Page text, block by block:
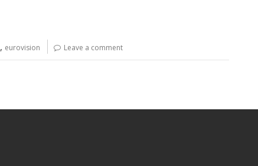
, eurovision Leave a comment